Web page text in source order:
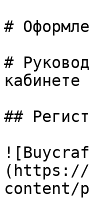
#
#
кабинете
##
(https://
content/